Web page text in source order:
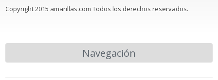
Copyright 2015 amarillas.com Todos los derechos reservados.
Navegación